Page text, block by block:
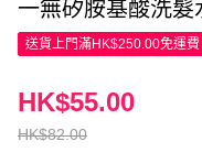
一無矽胺基酸洗髮
送貨上門滿HK$250.00免運費
HK$82.00
HK$55.00